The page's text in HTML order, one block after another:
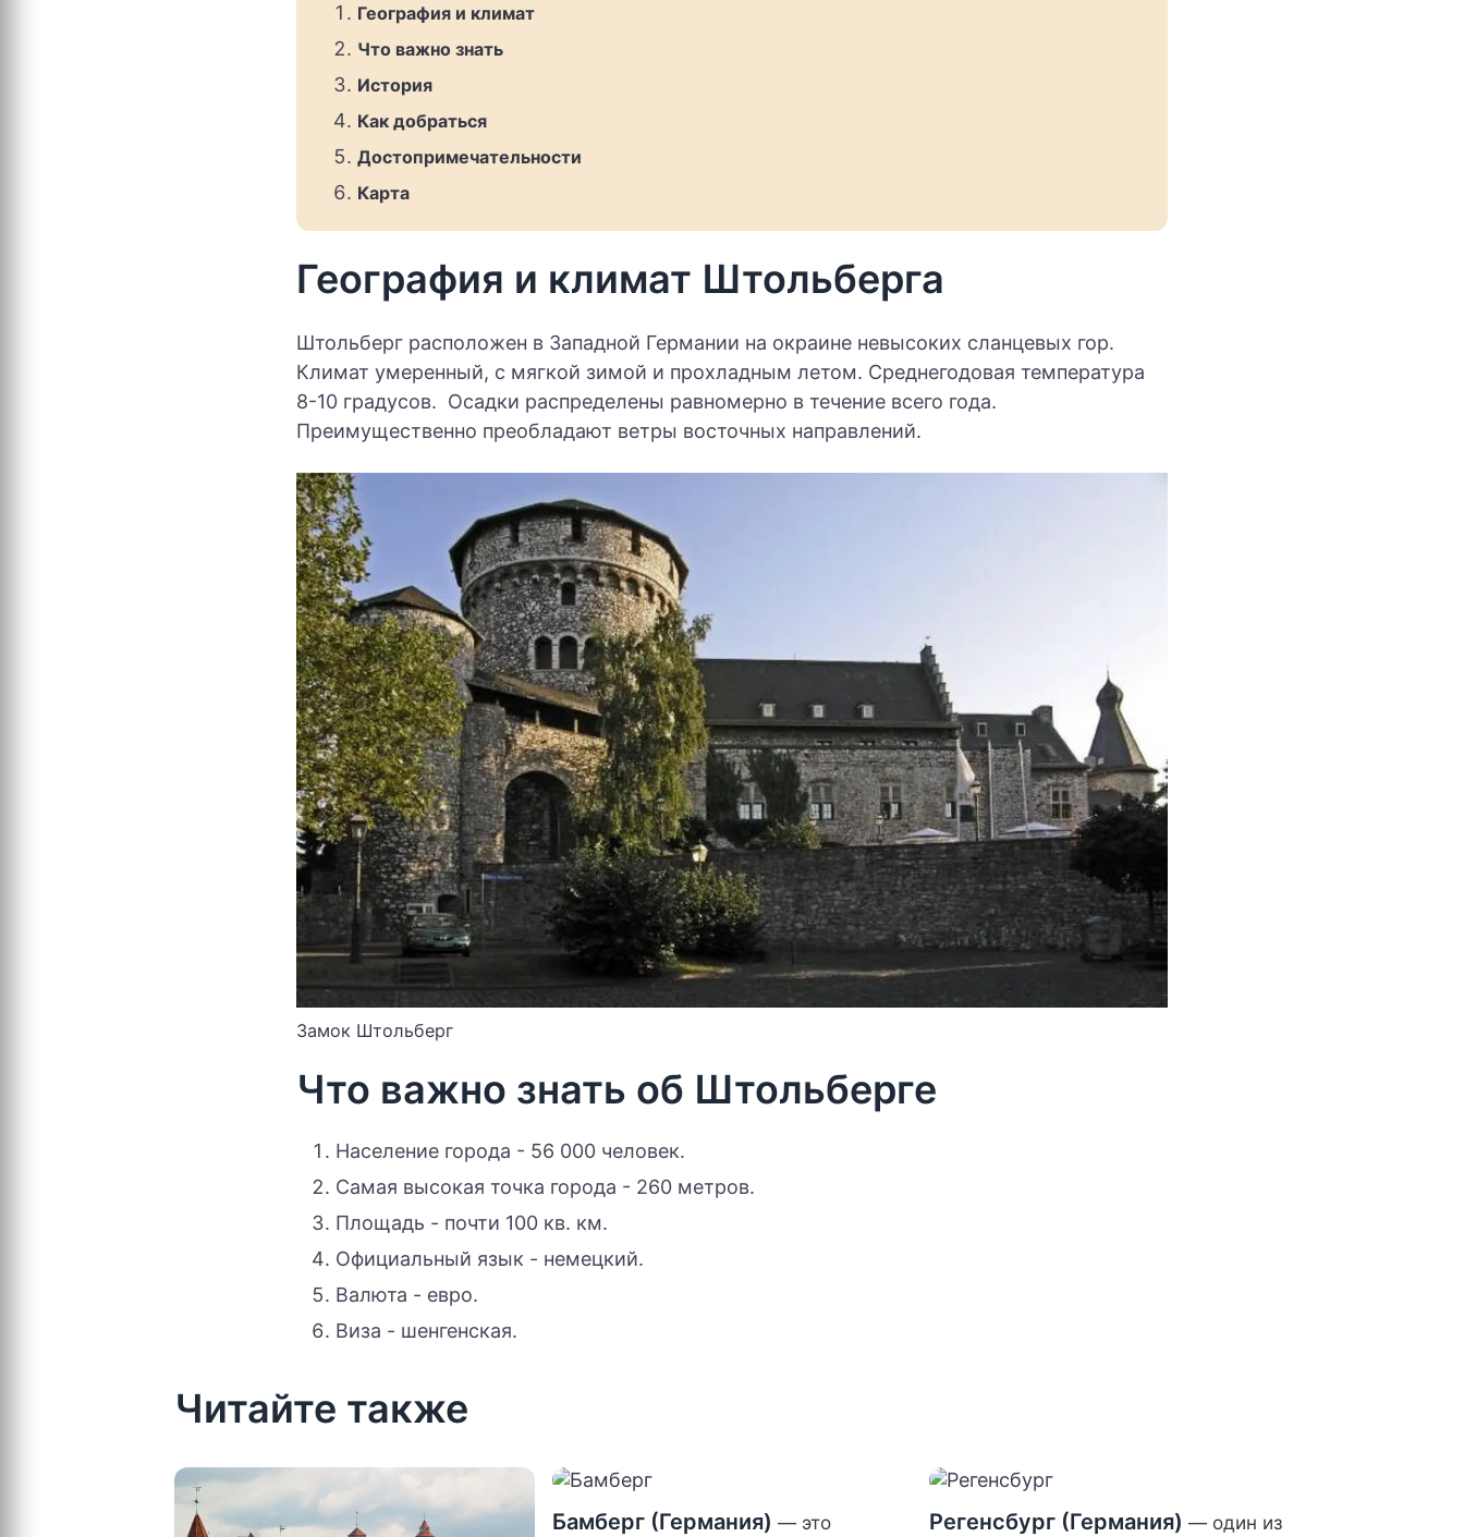
География и климат
Что важно знать
История
Как добраться
Достопримечательности
Карта
География и климат Штольберга
Штольберг расположен в Западной Германии на окраине невысоких сланцевых гор.
Климат умеренный, с мягкой зимой и прохладным летом. Среднегодовая температура
8-10 градусов. Осадки распределены равномерно в течение всего года.
Преимущественно преобладают ветры восточных направлений.
Замок Штольберг
Что важно знать об Штольберге
Население города - 56 000 человек.
Самая высокая точка города - 260 метров.
Площадь - почти 100 кв. км.
Официальный язык - немецкий.
Валюта - евро.
Виза - шенгенская.
Читайте также
Бамберг (Германия) — это
Регенсбург (Германия) — один из